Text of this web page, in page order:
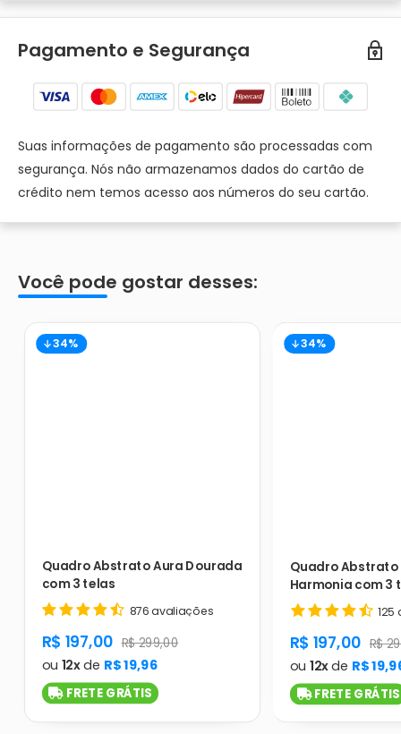
Pagamento e Segurança
Suas informações de pagamento são processadas com
segurança. Nós não armazenamos dados do cartão de
crédito nem temos acesso aos números do seu cartão.
Você pode gostar desses:
34%
Quadro Abstrato Aura Dourada
com 3 telas
876 avaliações
product.general.sale_price
R$ 197,00 product.general.regular_price
R$ 299,00
ou 12xde R$ 19,96
FRETE GRÁTIS
34%
Quadro Abstrato
Harmonia com 3
125
R$ 197,00 R$
ou 12xde R$
FRETE GRÁTIS